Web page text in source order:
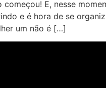
começou! E, nesse
e é hora de se
um não é […]